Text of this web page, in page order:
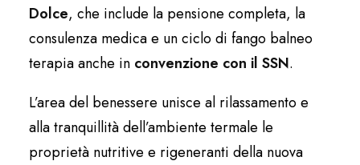
Dolce, che include la pensione completa, la
consulenza medica e un ciclo di fango balneo
terapia anche in convenzione con il SSN.
L’area del benessere unisce al rilassamento e
alla tranquillità dell’ambiente termale le
proprietà nutritive e rigeneranti della nuova